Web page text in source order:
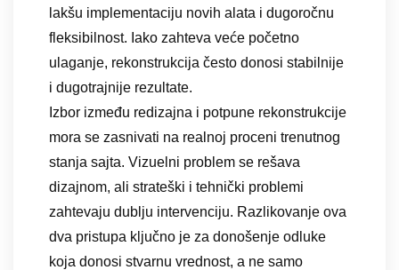
lakšu implementaciju novih alata i dugoročnu
fleksibilnost. Iako zahteva veće početno
ulaganje, rekonstrukcija često donosi stabilnije
i dugotrajnije rezultate.
Izbor između redizajna i potpune rekonstrukcije
mora se zasnivati na realnoj proceni trenutnog
stanja sajta. Vizuelni problem se rešava
dizajnom, ali strateški i tehnički problemi
zahtevaju dublju intervenciju. Razlikovanje ova
dva pristupa ključno je za donošenje odluke
koja donosi stvarnu vrednost, a ne samo